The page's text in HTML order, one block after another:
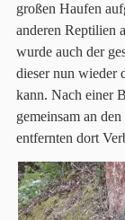
großen Haufen
anderen Reptilien
wurde auch der
dieser nun wieder
kann. Nach einer
gemeinsam an
entfernten dort